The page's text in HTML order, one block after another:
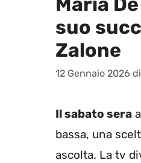
suo
Zalone
12 Gennaio 2026 di
Il sabato sera
bassa, una
ascolta. La tv